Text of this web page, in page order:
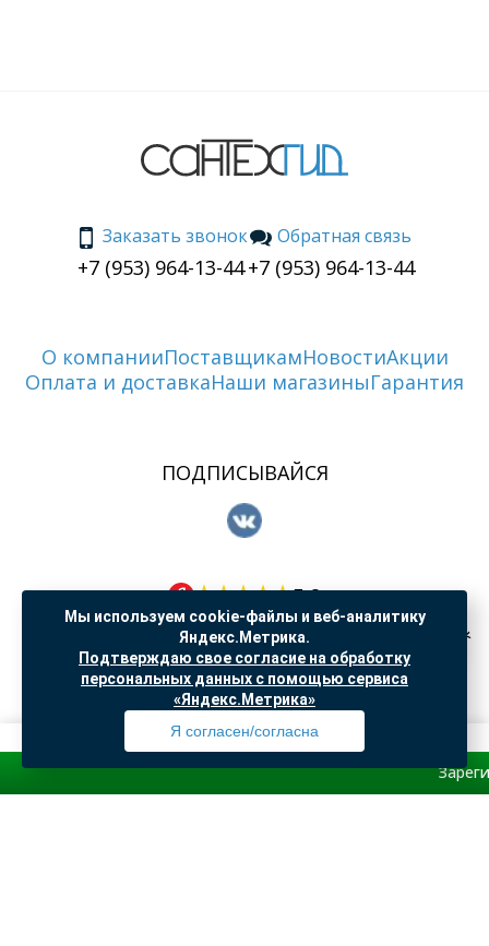
Заказать звонок
+7 (953) 964-13-44
Обратная связь
+7 (953) 964-13-44
О компанииПоставщикамНовостиАкции
Оплата и доставкаНаши магазиныГарантия
ПОДПИСЫВАЙСЯ
5.0
108 оценки
Рейтинг компании согласно отзывам наших клиентов
Политика обработки персональных данных
Мы используем cookie-файлы и веб-аналитику
Яндекс.Метрика.
Подтверждаю свое согласие на обработку
персональных данных с помощью сервиса
«Яндекс.Метрика»
Я согласен/согласна
Профиль Товары Поиск Избранное Корзина